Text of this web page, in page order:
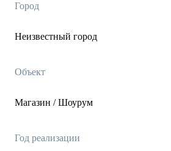
Город
Неизвестный город
Объект
Магазин / Шоурум
Год реализации